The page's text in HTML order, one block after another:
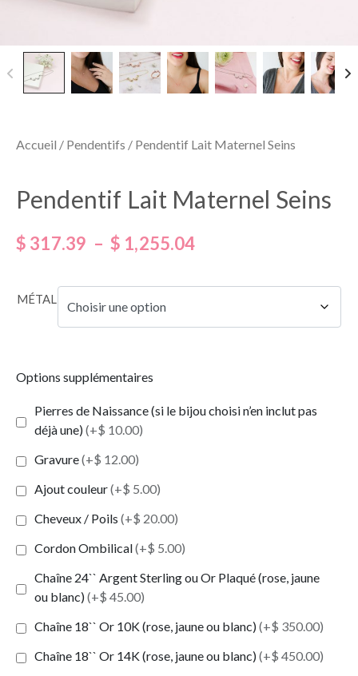
Accueil / Pendentifs / Pendentif Lait Maternel Seins
Pendentif Lait Maternel Seins
$ 317.39 – $ 1,255.04
MÉTAL
Options supplémentaires
Pierres de Naissance (si le bijou choisi n’en inclut pas
déjà une)(+$ 10.00)
Gravure(+$ 12.00)
Ajout couleur(+$ 5.00)
Cheveux / Poils (+$ 20.00)
Cordon Ombilical(+$ 5.00)
Chaîne 24`` Argent Sterling ou Or Plaqué (rose, jaune
ou blanc)(+$ 45.00)
Chaîne 18`` Or 10K (rose, jaune ou blanc)(+$ 350.00)
Chaîne 18`` Or 14K (rose, jaune ou blanc)(+$ 450.00)